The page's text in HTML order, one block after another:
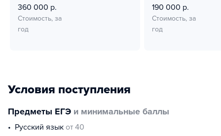
360 000 р.
Стоимость, за
год
190 000 р.
Стоимость, за
год
Условия поступления
Предметы ЕГЭ и минимальные баллы
русский язык от 40